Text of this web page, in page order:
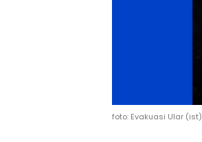
foto: Evakuasi Ular (ist)